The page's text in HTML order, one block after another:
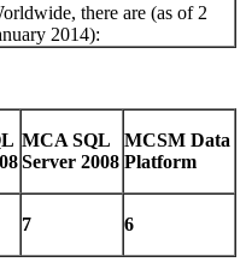
there are (as of 2
2014):
MCA SQL
Server 2008
MCSM Data
Platform
7 6